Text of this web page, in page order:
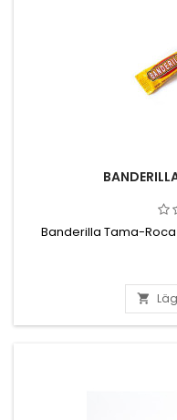
Banderilla Tama-
